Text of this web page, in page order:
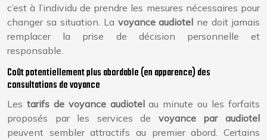
c’est à l’individu de prendre les mesures nécessaires pour
changer sa situation. La voyance audiotel ne doit jamais
remplacer la prise de décision personnelle et
responsable.
Coût potentiellement plus abordable (en apparence) des
consultations de voyance
Les tarifs de voyance audiotelau minute ou les forfaits
proposés par les services de voyance par audiotel
peuvent sembler attractifs au premier abord. Certains